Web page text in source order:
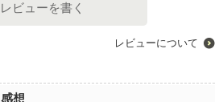
レビューを書く
レビューについて
想